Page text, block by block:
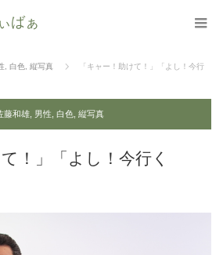
ばぁ
白色 縦写真
「キャー！助けて！」「よし！今行
藤和雄 男性 白色 縦写真
！」「よし！今行く